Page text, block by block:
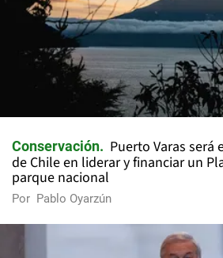
Conservación
Puerto Varas
de Chile en liderar y financiar un
parque nacional
Por Pablo Oyarzún